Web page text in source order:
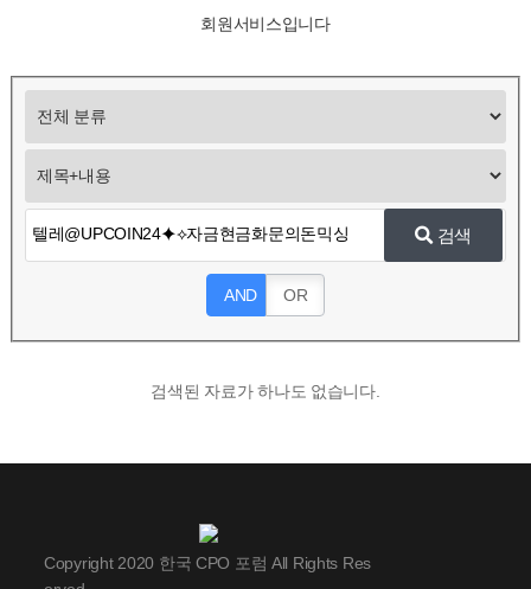
회원서비스입니다
검색
AND OR
검색된 자료가 하나도 없습니다.
Copyright 2020 한국 CPO 포럼 All Rights Res